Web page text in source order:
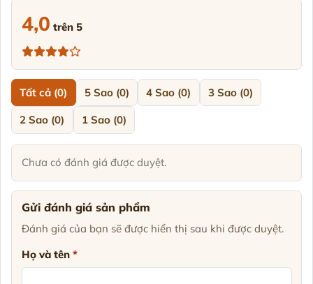
4,0 trên 5
Tất cả (0) 5 Sao (0) 4 Sao (0) 3 Sao (0)
2 Sao (0) 1 Sao (0)
Chưa có đánh giá được duyệt.
Gửi đánh giá sản phẩm
Đánh giá của bạn sẽ được hiển thị sau khi được duyệt.
Họ và tên *